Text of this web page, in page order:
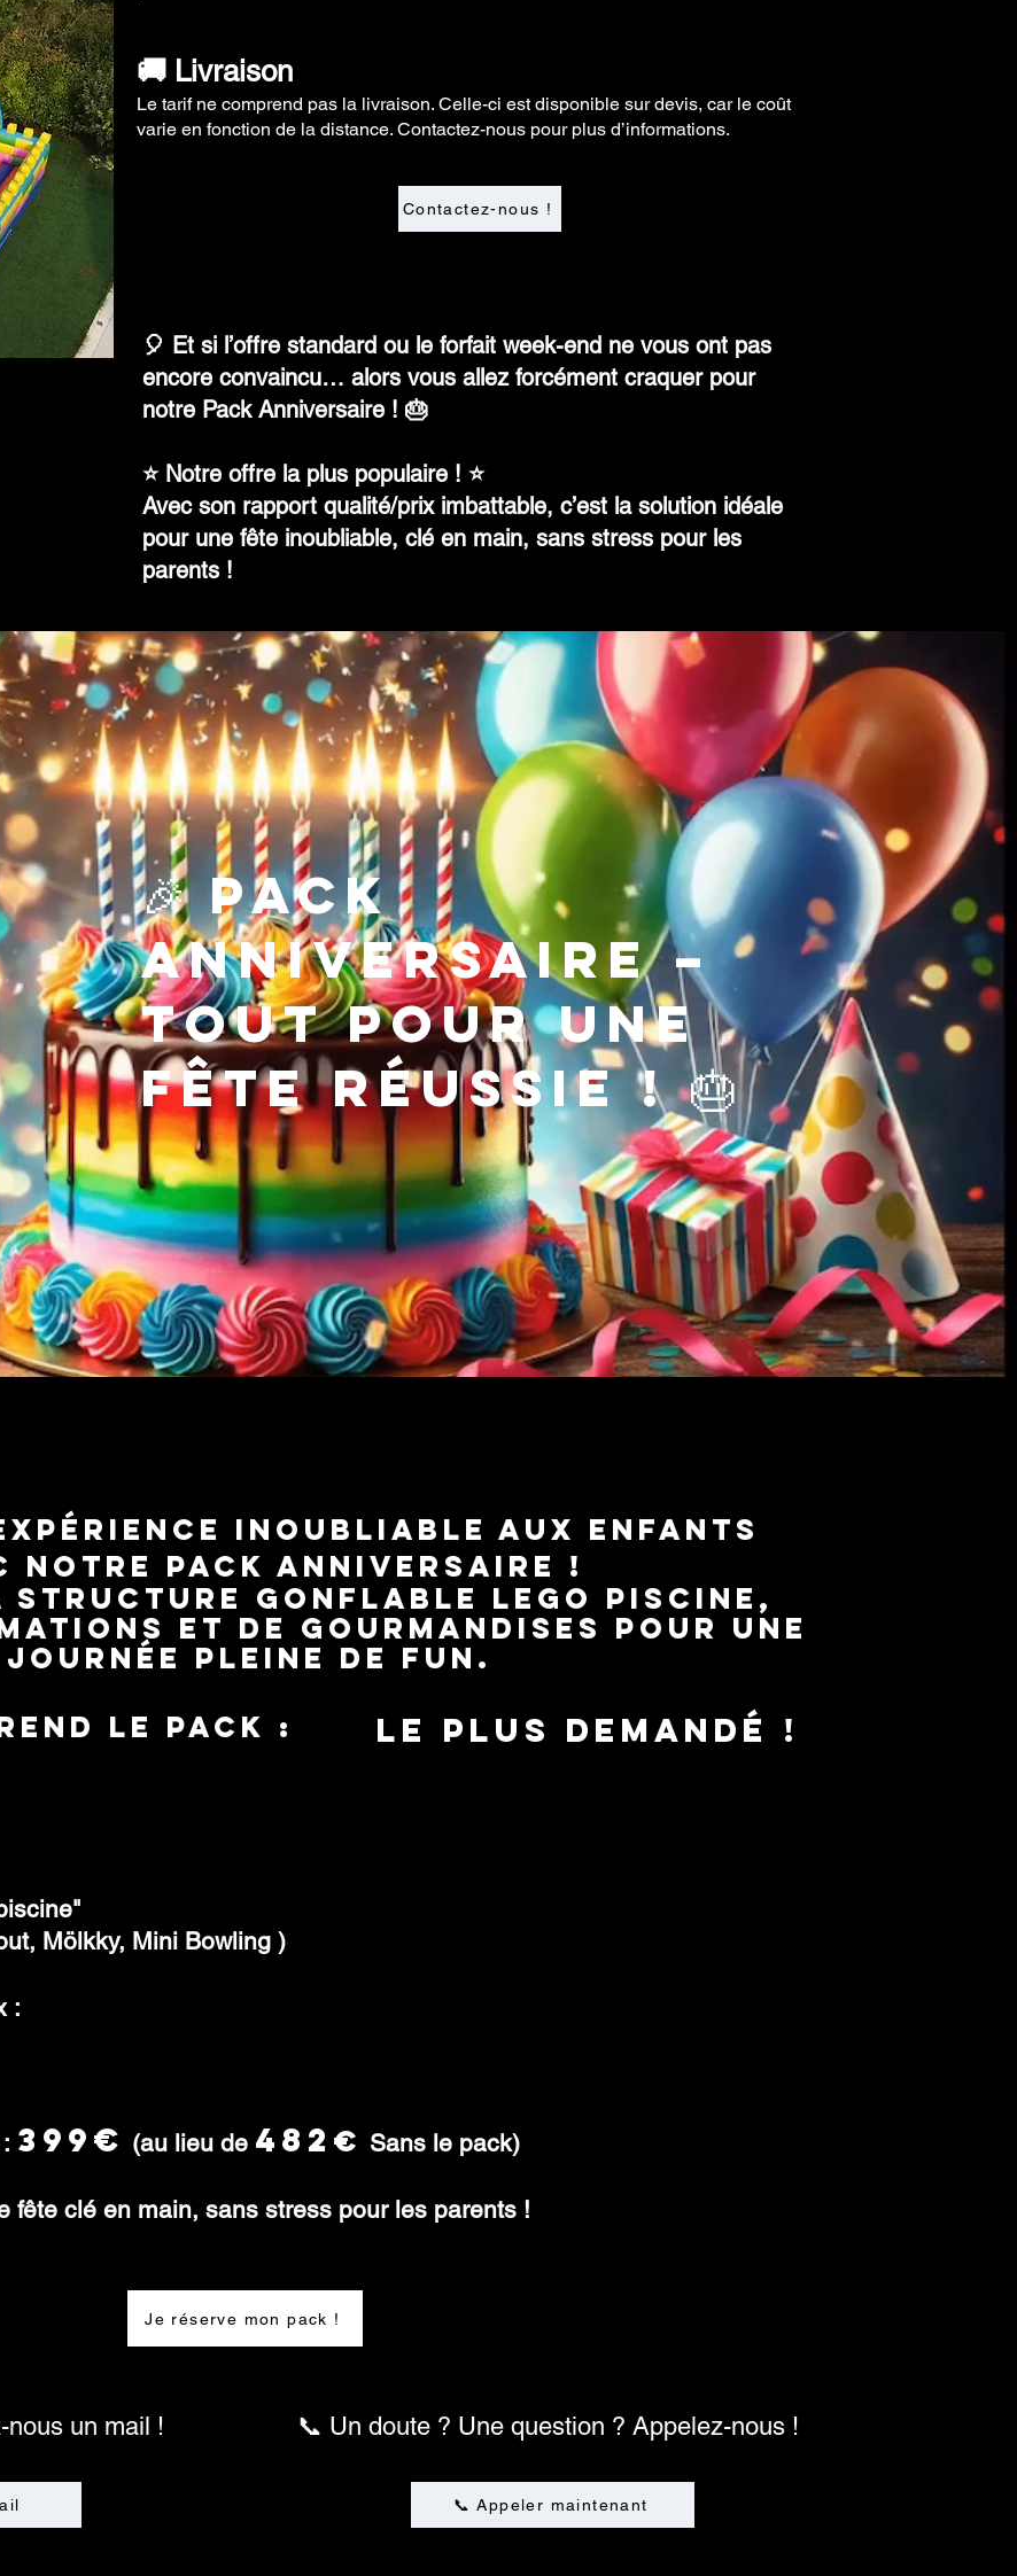
🚚 Livraison
Le tarif ne comprend pas la livraison. Celle-ci est disponible sur devis, car le coût
varie en fonction de la distance. Contactez-nous pour plus d’informations.
Contactez-nous !
🎈 Et si l’offre standard ou le forfait week-end ne vous ont pas
encore convaincu… alors vous allez forcément craquer pour
notre Pack Anniversaire ! 🎂
⭐ Notre offre la plus populaire ! ⭐
Avec son rapport qualité/prix imbattable, c’est la solution idéale
pour une fête inoubliable, clé en main, sans stress pour les
parents !
🎉 Pack
Anniversaire –
Tout pour une
fête réussie ! 🎂
inoubliable aux enfants
notre Pack Anniversaire !
structure gonflable lego piscine,
et de gourmandises pour une
journée pleine de fun.
le pack :
le plus demandé !
"
Mölkky, Mini Bowling )
:
399€ (au lieu de 482 € Sans le pack)
fête clé en main, sans stress pour les parents !
Je réserve mon pack !
nous un mail ! 📞 Un doute ? Une question ? Appelez-nous !
📞 Appeler maintenant